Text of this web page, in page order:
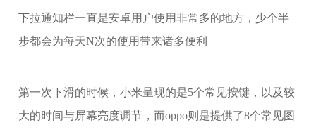
下拉通知栏一直是安卓用户使用非常多的地方，少个半
步都会为每天N次的使用带来诸多便利
第一次下滑的时候，小米呈现的是5个常见按键，以及较
大的时间与屏幕亮度调节，而oppo则是提供了8个常见图